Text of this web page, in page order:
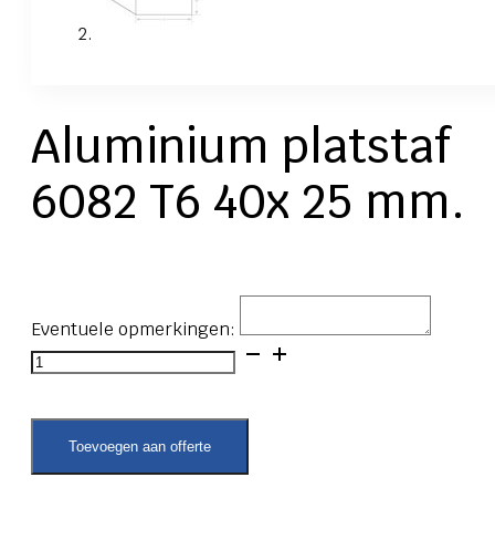
Aluminium platstaf
6082 T6 40x 25 mm.
Eventuele opmerkingen:
Aluminium
platstaf
T6
25
Toevoegen aan offerte